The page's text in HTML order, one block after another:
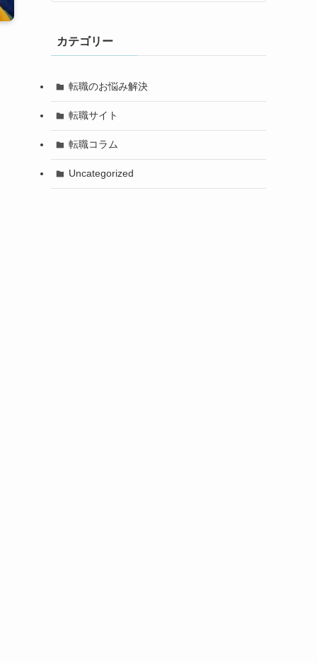
カテゴリー
転職のお悩み解決
転職サイト
転職コラム
Uncategorized